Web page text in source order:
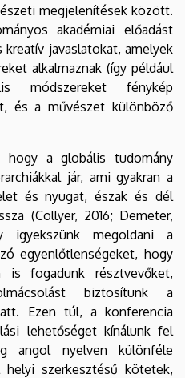
megjelenítések között.
akadémiai előadást
javaslatokat, amelyek
alkalmaznak (így például
módszereket fénykép
és a művészet különböző
hogy a globális tudomány
jár, ami gyakran a
és nyugat, észak és dél
(Collyer, 2016; Demeter,
igyekszünk megoldani a
egyenlőtlenségeket, hogy
fogadunk résztvevőket,
biztosítunk a
Ezen túl, a konferencia
lehetőséget kínálunk fel
angol nyelven különféle
helyi szerkesztésű kötetek,